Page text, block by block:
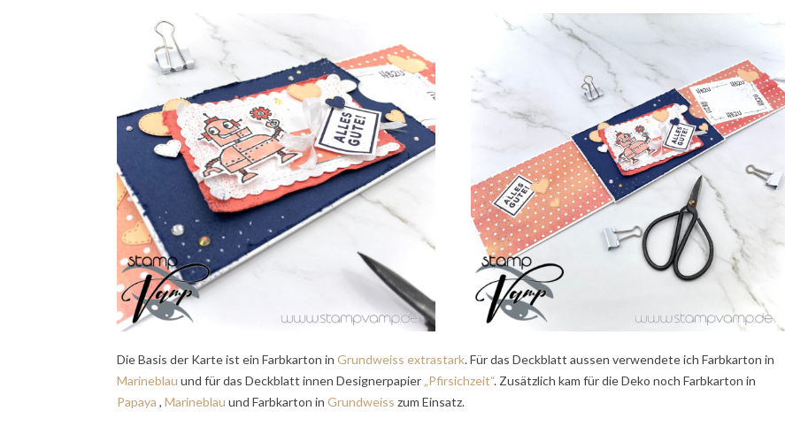
Die Basis der Karte ist ein Farbkarton in Grundweiss extrastark. Für das Deckblatt aussen verwendete ich Farbkarton in
Marineblau und für das Deckblatt innen Designerpapier „Pfirsichzeit“. Zusätzlich kam für die Deko noch Farbkarton in
Papaya , Marineblau und Farbkarton in Grundweiss zum Einsatz.